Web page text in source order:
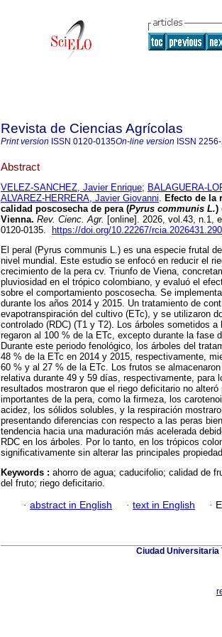
Revista de Ciencias Agrícolas
Print version ISSN 0120-0135On-line version ISSN
Abstract
VELEZ-SANCHEZ, Javier Enrique; BALAGUERA-
ALVAREZ-HERRERA, Javier Giovanni. Efecto de la
calidad poscosecha de pera (Pyrus communis L.)
Vienna. Rev. Cienc. Agr. [online]. 2026, vol.43, n.1,
0120-0135.
https://doi.org/10.22267/rcia.2026431.290
El peral (Pyrus communis L.) es una especie frutal
nivel mundial. Este estudio se enfocó en reducir el
crecimiento de la pera cv. Triunfo de Viena,
pluviosidad en el trópico colombiano, y evaluó el
sobre el comportamiento poscosecha. Se
durante los años 2014 y 2015. Un tratamiento de
evapotranspiración del cultivo (ETc), y se utilizaron
controlado (RDC) (T1 y T2). Los árboles sometidos
regaron al 100 % de la ETc, excepto durante la fase
Durante este periodo fenológico, los árboles del
48 % de la ETc en 2014 y 2015, respectivamente,
60 % y al 27 % de la ETc. Los frutos se
relativa durante 49 y 59 días, respectivamente, para
resultados mostraron que el riego deficitario no
importantes de la pera, como la firmeza, los
acidez, los sólidos solubles, y la respiración
presentando diferencias con respecto a las peras
tendencia hacia una maduración más acelerada
RDC en los árboles. Por lo tanto, en los trópicos
significativamente sin alterar las principales
Keywords : ahorro de agua; caducifolio; calidad de
del fruto; riego deficitario.
· abstract in English · text in English ·
Ciudad Universitaria